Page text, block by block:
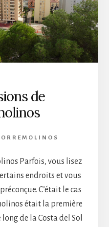
de
Parfois, vous lisez
endroits et vous
C’était le cas
était la première
de la Costa del Sol